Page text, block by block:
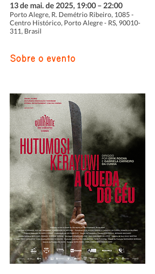
13 de mai. de 2025, 19:00 – 22:00
Porto Alegre, R. Demétrio Ribeiro, 1085 -
Centro Histórico, Porto Alegre - RS, 90010-
311, Brasil
Sobre o evento